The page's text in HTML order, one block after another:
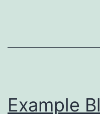
Example